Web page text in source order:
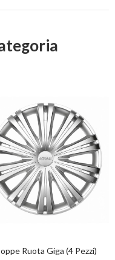
Ruota Giga (4 Pezzi)